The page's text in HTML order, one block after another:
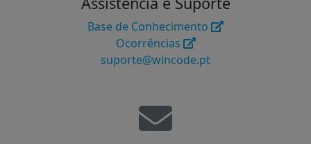
Base de Conhecimento
Ocorrências
suporte@wincode.pt